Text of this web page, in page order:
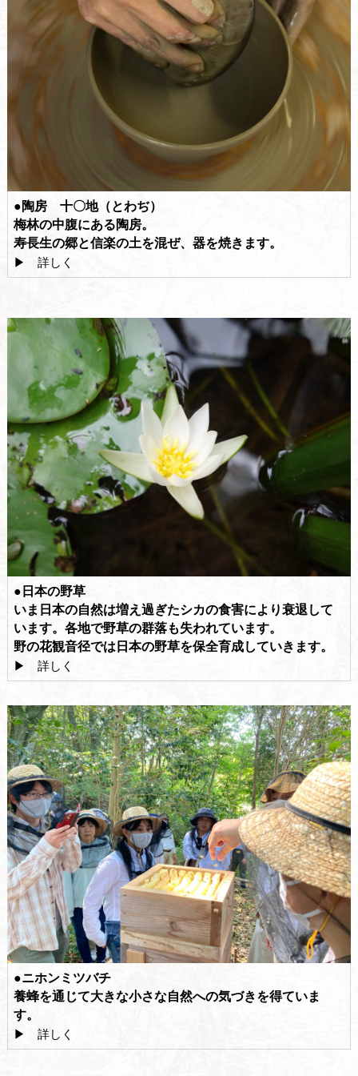
●陶房 十〇地（とわぢ）
梅林の中腹にある陶房。
寿長生の郷と信楽の土を混ぜ、器を焼きます。
▶ 詳しく
●日本の野草
いま日本の自然は増え過ぎたシカの食害により衰退して
います。各地で野草の群落も失われています。
野の花観音径では日本の野草を保全育成していきます。
▶ 詳しく
●ニホンミツバチ
養蜂を通じて大きな小さな自然への気づきを得ていま
す。
▶ 詳しく